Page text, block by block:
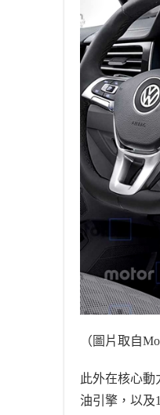
（圖片取自
此外在核心
油引擎，以及